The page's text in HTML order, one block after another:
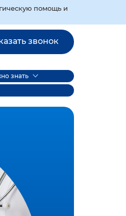
помощь и
звонок
знать